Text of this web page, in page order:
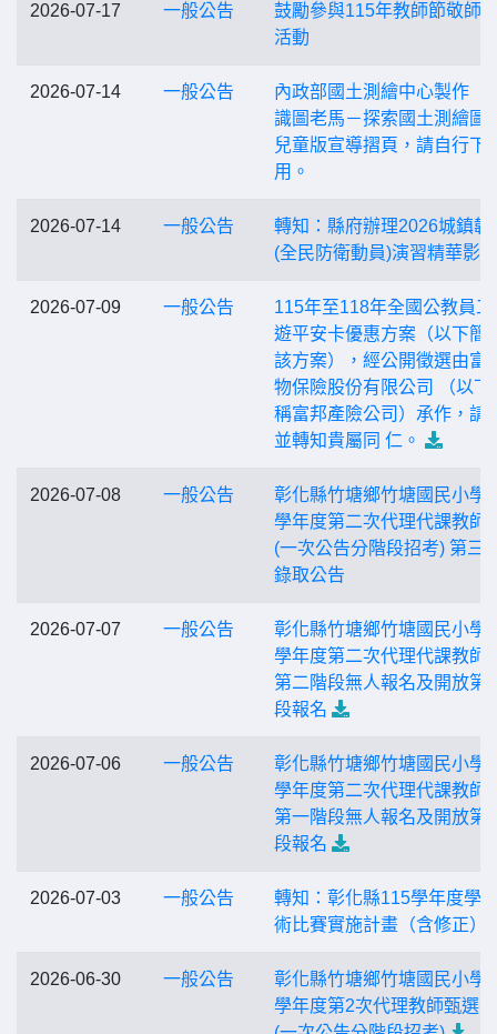
2026-07-17 一般公告
鼓勵參與115年教師節敬師
活動
2026-07-14 一般公告
內政部國土測繪中心製作「
識圖老馬－探索國土測繪圖
兒童版宣導摺頁，請自行下
用。
2026-07-14 一般公告
轉知：縣府辦理2026城鎮韌
(全民防衛動員)演習精華影片
2026-07-09 一般公告
115年至118年全國公教員工
遊平安卡優惠方案（以下簡
該方案），經公開徵選由富
物保險股份有限公司 （以下
稱富邦產險公司）承作，請
並轉知貴屬同 仁。
2026-07-08 一般公告
彰化縣竹塘鄉竹塘國民小學
學年度第二次代理代課教師
(一次公告分階段招考) 第三
錄取公告
2026-07-07 一般公告
彰化縣竹塘鄉竹塘國民小學
學年度第二次代理代課教師
第二階段無人報名及開放第
段報名
2026-07-06 一般公告
彰化縣竹塘鄉竹塘國民小學
學年度第二次代理代課教師
第一階段無人報名及開放第
段報名
2026-07-03 一般公告
轉知：彰化縣115學年度學
術比賽實施計畫（含修正）
2026-06-30 一般公告
彰化縣竹塘鄉竹塘國民小學
學年度第2次代理教師甄選